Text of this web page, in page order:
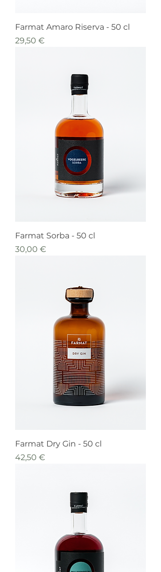
Farmat Amaro Riserva - 50 cl
Prezzo
29,50 €
Farmat Sorba - 50 cl
Prezzo
30,00 €
Farmat Dry Gin - 50 cl
Prezzo
42,50 €